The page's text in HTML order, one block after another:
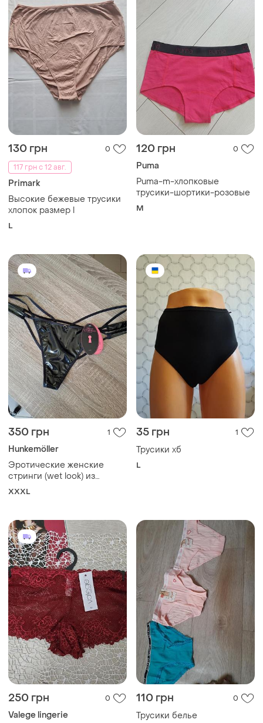
130 грн
0
117 грн с 12 авг.
Primark
Высокие бежевые трусики
хлопок размер l
L
120 грн 0
Puma
Puma-m-хлопковые
трусики-шортики-розовые
M
350 грн 1
Hunkemöller
Эротические женские
стринги (wet look) из
линейки private collection
XXXL
35 грн 1
Трусики хб
L
250 грн 0
Valege lingerie
110 грн 0
Трусики белье